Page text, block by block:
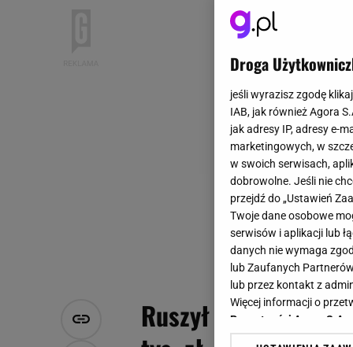
Ruszył program
Droga
jeśli wyrazisz zgodę
IAB, jak również Agora
jak adresy IP, adresy e-
marketingowych, w
w swoich serwisach,
dobrowolne. Jeśli nie
przejdź do „Ustawień
Twoje dane osobowe
serwisów i aplikacji lub
danych nie wymaga
lub Zaufanych
lub przez kontakt z
Więcej informacji o
Prywatności Agora S.A.